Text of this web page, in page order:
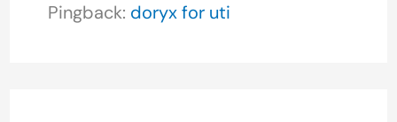
Pingback: doryx for uti